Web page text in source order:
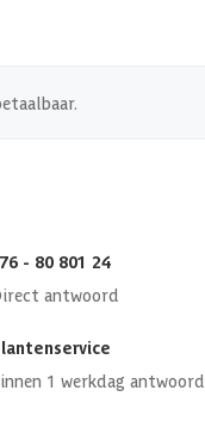
- 80 801 24
antwoord
1 werkdag antwoord